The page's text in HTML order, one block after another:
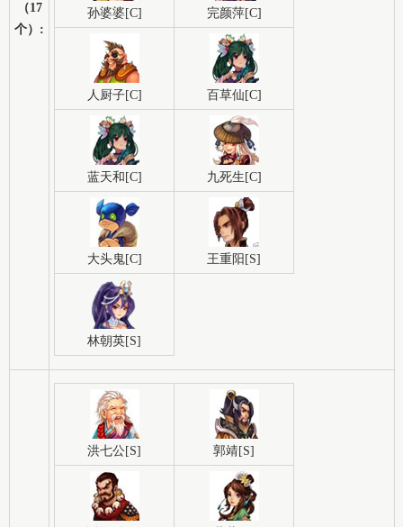
（17
个）:
孙婆婆[C] 完颜萍[C]
人厨子[C] 百草仙[C]
蓝天和[C] 九死生[C]
大头鬼[C] 王重阳[S]
林朝英[S]
洪七公[S] 郭靖[S]